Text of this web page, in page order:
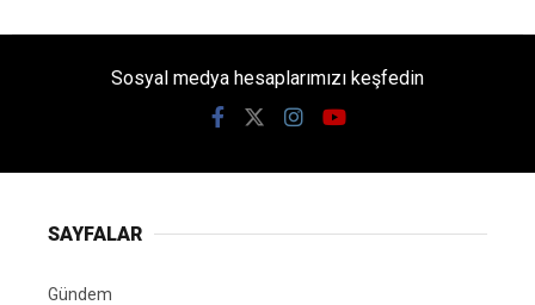
Sosyal medya hesaplarımızı keşfedin
SAYFALAR
Gündem